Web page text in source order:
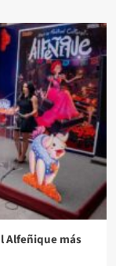
Alfeñique más